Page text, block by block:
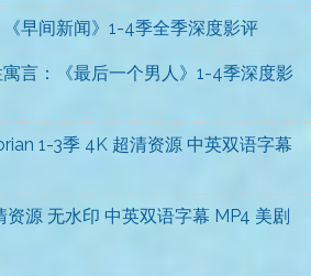
早间新闻》1-4季全季深度影评
言：《最后一个男人》1-4季深度影
1-3季 4K 超清资源 中英双语字幕
源 无水印 中英双语字幕 MP4 美剧